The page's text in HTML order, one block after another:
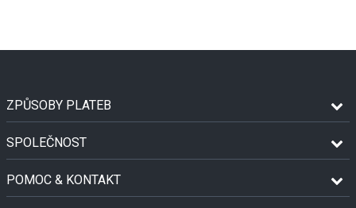
ZPŮSOBY PLATEB
SPOLEČNOST
POMOC & KONTAKT